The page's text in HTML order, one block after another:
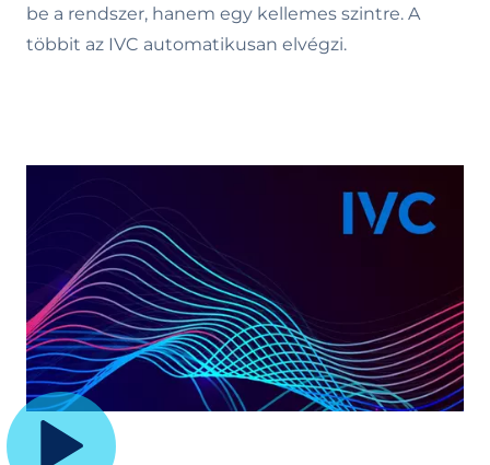
be a rendszer, hanem egy kellemes szintre. A
többit az IVC automatikusan elvégzi.